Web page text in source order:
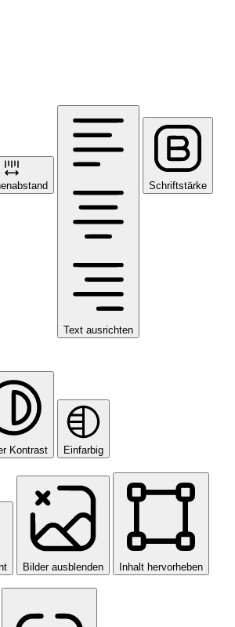
Text ausrichten
Schriftstärke
Kontrast Einfarbig
Bilder ausblenden Inhalt hervorheben